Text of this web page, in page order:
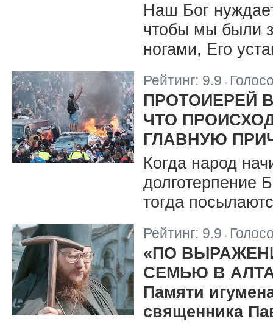
Наш Бог
чтобы мы были
ногами, Его
Рейтинг: 9.9
ПРОТОИЕРЕЙ
ЧТО
ГЛАВНУЮ
Когда народ
долготерпение
тогда
Рейтинг: 9.9
«ПО
СЕМЬЮ В
Памяти
священника